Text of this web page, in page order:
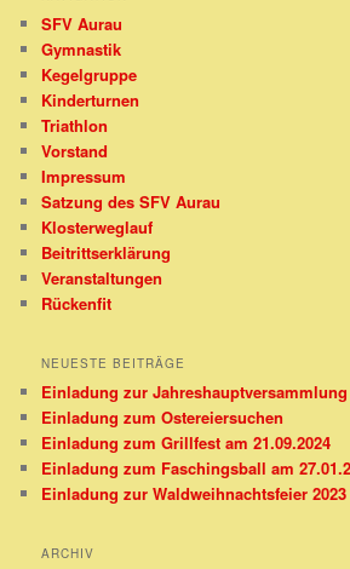
SFV Aurau
Gymnastik
Kegelgruppe
Kinderturnen
Triathlon
Vorstand
Impressum
Satzung des SFV Aurau
Klosterweglauf
Beitrittserklärung
Veranstaltungen
Rückenfit
NEUESTE BEITRÄGE
Einladung zur Jahreshauptversammlung
Einladung zum Ostereiersuchen
Einladung zum Grillfest am 21.09.2024
Einladung zum Faschingsball am
Einladung zur Waldweihnachtsfeier
ARCHIV